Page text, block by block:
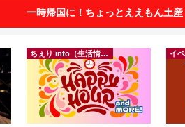
一時帰国に！ちょっとええもん土
ちぇり info（生活情報） イ